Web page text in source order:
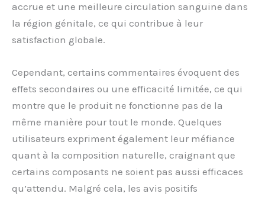
accrue et une meilleure circulation sanguine dans
la région génitale, ce qui contribue à leur
satisfaction globale.
Cependant, certains commentaires évoquent des
effets secondaires ou une efficacité limitée, ce qui
montre que le produit ne fonctionne pas de la
même manière pour tout le monde. Quelques
utilisateurs expriment également leur méfiance
quant à la composition naturelle, craignant que
certains composants ne soient pas aussi efficaces
qu’attendu. Malgré cela, les avis positifs